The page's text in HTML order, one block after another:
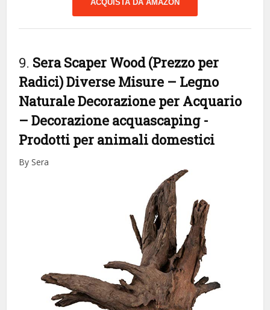
ACQUISTA DA AMAZON
9. Sera Scaper Wood (Prezzo per
Radici) Diverse Misure – Legno
Naturale Decorazione per Acquario
– Decorazione acquascaping -
Prodotti per animali domestici
By Sera